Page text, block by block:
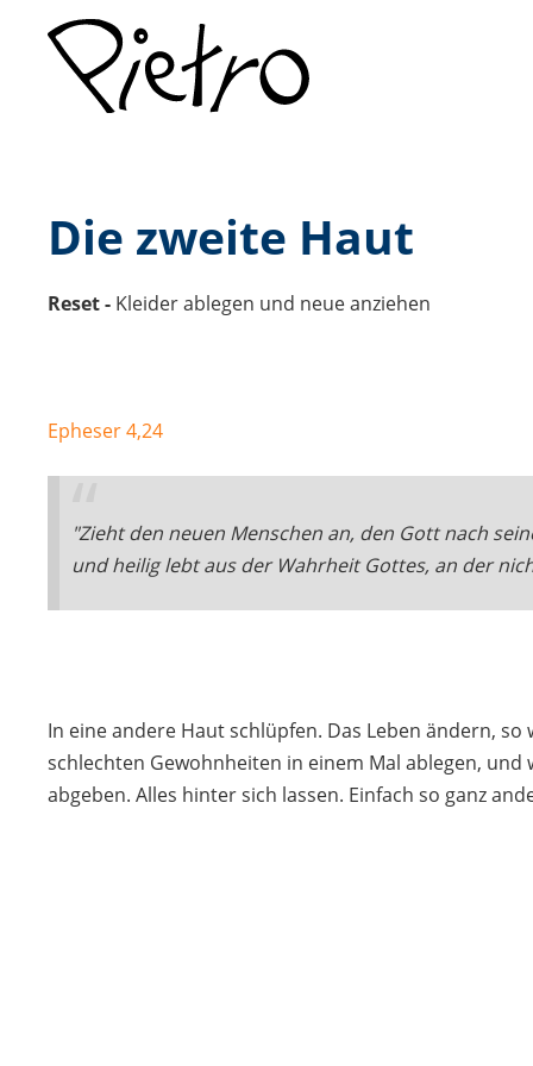
Die zweite Haut
Reset - Kleider ablegen und neue anziehen
Epheser 4,24
"Zieht den neuen Menschen an, den Gott nach
und heilig lebt aus der Wahrheit Gottes, an der
In eine andere Haut schlüpfen. Das Leben ändern, so
schlechten Gewohnheiten in einem Mal ablegen,
abgeben. Alles hinter sich lassen. Einfach so ganz